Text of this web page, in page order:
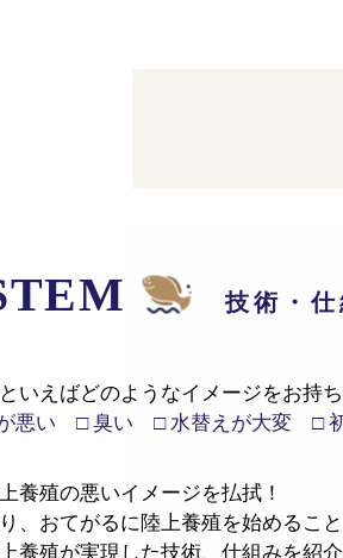
技術・仕
いえばどのようなイメージをお持
悪い □ 臭い □ 水替えが大変 ​​​​​​​□
養殖の悪いイメージを払拭！
、おてがるに陸上養殖を始めるこ
養殖が実現した技術、仕組みを紹介